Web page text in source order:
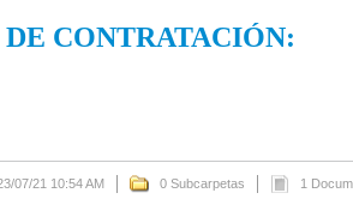
CONTRATACIÓN:
07/21 10:54 AM 0 Subcarpetas 1